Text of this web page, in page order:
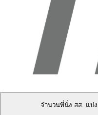
จำนวนที่นั่ง สส. แบ่ง